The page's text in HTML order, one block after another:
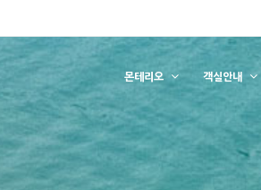
몬테리오 객실안내